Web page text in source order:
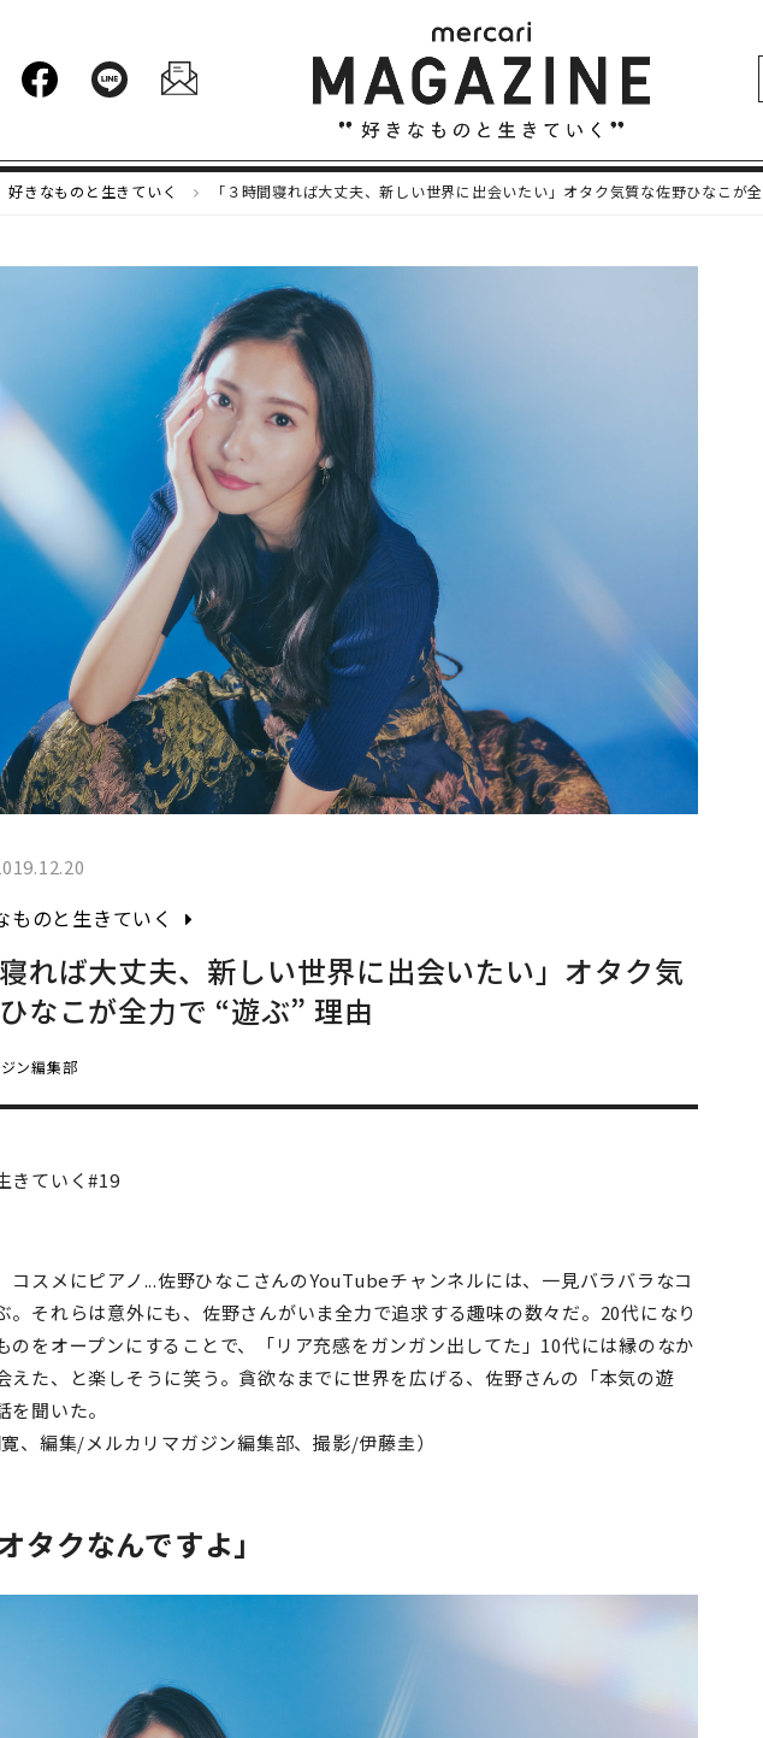
好きなものと生きていく 「３時間寝れば大丈夫、新しい世界に出会いたい」オタク気質な佐野ひなこが
ものと生きていく
寝れば大丈夫、新しい世界に出会いたい」オタク気
なこが全力で “遊ぶ” 理由
ン編集部
きていく#19
コスメにピアノ...佐野ひなこさんのYouTubeチャンネルには、一見バラバラなコ
。それらは意外にも、佐野さんがいま全力で追求する趣味の数々だ。20代になり
のをオープンにすることで、「リア充感をガンガン出してた」10代には縁のなか
えた、と楽しそうに笑う。貪欲なまでに世界を広げる、佐野さんの「本気の遊
聞いた。
寛、編集/メルカリマガジン編集部、撮影/伊藤圭）
タクなんですよ」